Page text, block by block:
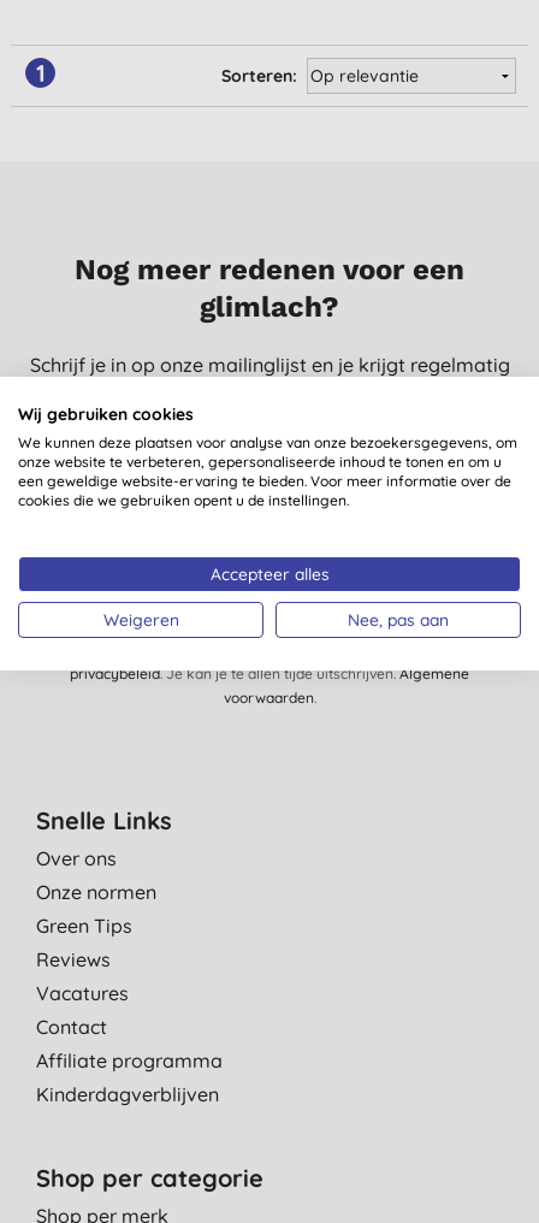
1 Sorteren:
Nog meer redenen voor een
glimlach?
Schrijf je in op onze mailinglijst en je krijgt regelmatig
speciaal voor jou.
privacybeleid. Je kan je te allen tijde uitschrijven.Algemene
voorwaarden.
Snelle Links
Over ons
Onze normen
Green Tips
Reviews
Vacatures
Contact
Affiliate programma
Kinderdagverblijven
Shop per categorie
Shop per merk
Wij gebruiken cookies
We kunnen deze plaatsen voor analyse van onze bezoekersgegevens, om
onze website te verbeteren, gepersonaliseerde inhoud te tonen en om u
een geweldige website-ervaring te bieden. Voor meer informatie over de
cookies die we gebruiken opent u de instellingen.
Accepteer alles
Weigeren Nee, pas aan